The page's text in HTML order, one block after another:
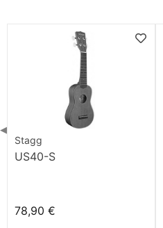
Stagg
US40-S
78,90 €
◀